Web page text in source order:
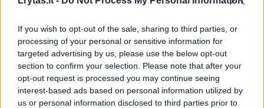
If you wish to opt-out of the sale, sharing to third parties, or
processing of your personal or sensitive information for
targeted advertising by us, please use the below opt-out
section to confirm your selection. Please note that after your
opt-out request is processed you may continue seeing
interest-based ads based on personal information utilized by
us or personal information disclosed to third parties prior to
3